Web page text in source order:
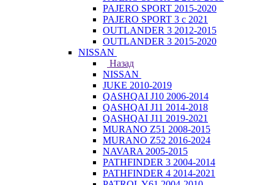
PAJERO SPORT 2015-2020
PAJERO SPORT 3 с 2021
OUTLANDER 3 2012-2015
OUTLANDER 3 2015-2020
NISSAN
Назад
NISSAN
JUKE 2010-2019
QASHQAI J10 2006-2014
QASHQAI J11 2014-2018
QASHQAI J11 2019-2021
MURANO Z51 2008-2015
MURANO Z52 2016-2024
NAVARA 2005-2015
PATHFINDER 3 2004-2014
PATHFINDER 4 2014-2021